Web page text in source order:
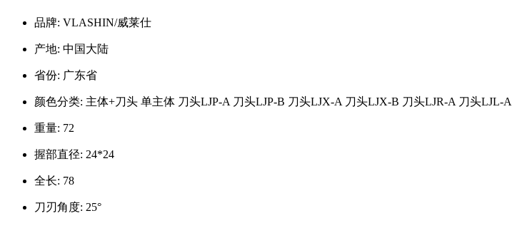
品牌: VLASHIN/威莱仕
产地: 中国大陆
省份: 广东省
颜色分类: 主体+刀头 单主体 刀头LJP-A 刀头LJP-B 刀头LJX-A 刀头LJX-B 刀头LJR-A 刀头LJL-A
重量: 72
握部直径: 24*24
全长: 78
刀刃角度: 25°